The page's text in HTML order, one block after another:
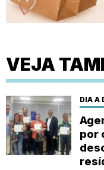
VEJA
DIA A
por